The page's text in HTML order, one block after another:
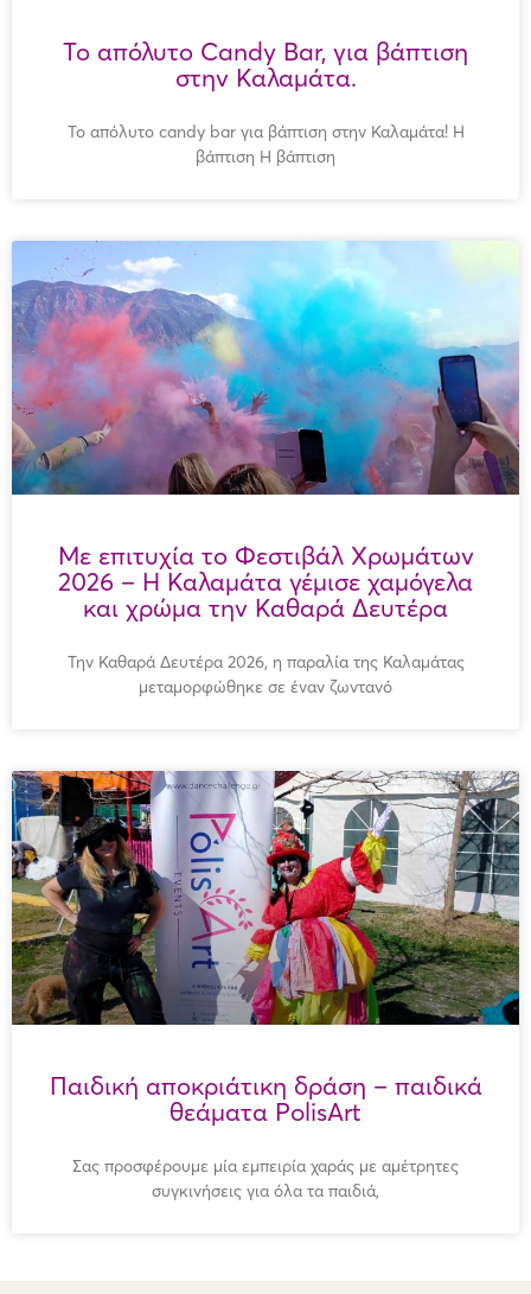
Το απόλυτο Candy Bar, για βάπτιση
στην Καλαμάτα.
Το απόλυτο candy bar για βάπτιση στην Καλαμάτα! Η
βάπτιση Η βάπτιση
Με επιτυχία το Φεστιβάλ Χρωμάτων
2026 – Η Καλαμάτα γέμισε χαμόγελα
και χρώμα την Καθαρά Δευτέρα
Την Καθαρά Δευτέρα 2026, η παραλία της Καλαμάτας
μεταμορφώθηκε σε έναν ζωντανό
Παιδική αποκριάτικη δράση – παιδικά
θεάματα PolisArt
Σας προσφέρουμε μία εμπειρία χαράς με αμέτρητες
συγκινήσεις για όλα τα παιδιά,